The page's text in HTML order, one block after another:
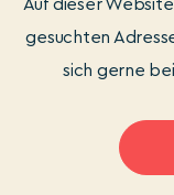
Auf dieser
gesuchten
sich gerne